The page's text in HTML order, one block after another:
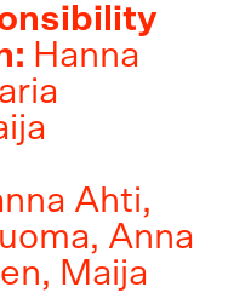
Hanna
Ahti,
Anna
Maija